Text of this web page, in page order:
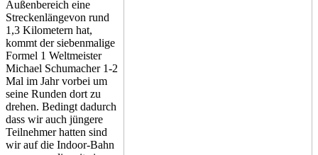
Außenbereich eine
Streckenlängevon rund
1,3 Kilometern hat,
kommt der siebenmalige
Formel 1 Weltmeister
Michael Schumacher 1-2
Mal im Jahr vorbei um
seine Runden dort zu
drehen. Bedingt dadurch
dass wir auch jüngere
Teilnehmer hatten sind
wir auf die Indoor-Bahn